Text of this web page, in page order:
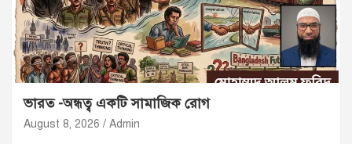
ভারত -অন্ধত্ব একটি সামাজিক রোগ
August 8, 2026 Admin